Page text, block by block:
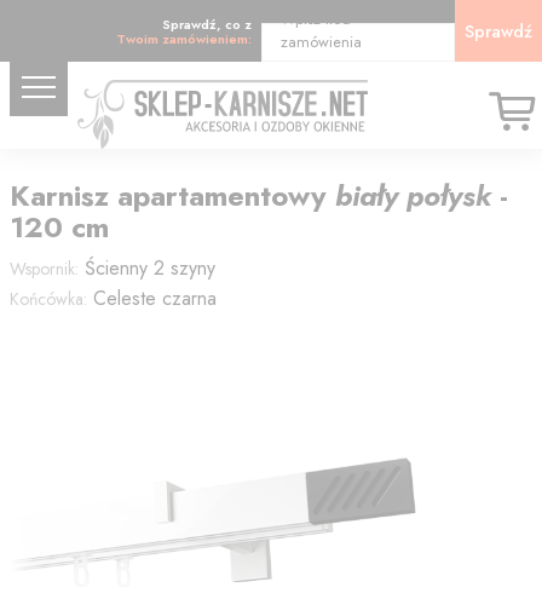
Sprawdź, co z
Twoim zamówieniem:
Wpisz kod
zamówienia
Sprawdź
Karnisz apartamentowy biały połysk-
120 cm
Wspornik: Ścienny 2 szyny
Końcówka: Celeste czarna